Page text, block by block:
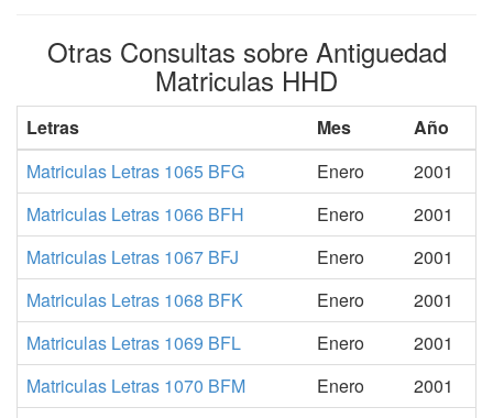
Otras Consultas sobre Antiguedad
Matriculas HHD
Letras Mes
Año
Matriculas Letras 1065 BFG
Enero
2001
Matriculas Letras 1066 BFH
Enero
2001
Matriculas Letras 1067 BFJ
Enero
2001
Matriculas Letras 1068 BFK
Enero
2001
Matriculas Letras 1069 BFL
Enero
2001
Matriculas Letras 1070 BFM
Enero
2001